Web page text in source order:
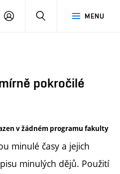
MENU
PŘIHLÁSIT
pokročilé
v žádném programu fakulty
minulé časy a jejich
minulých dějů. Použití